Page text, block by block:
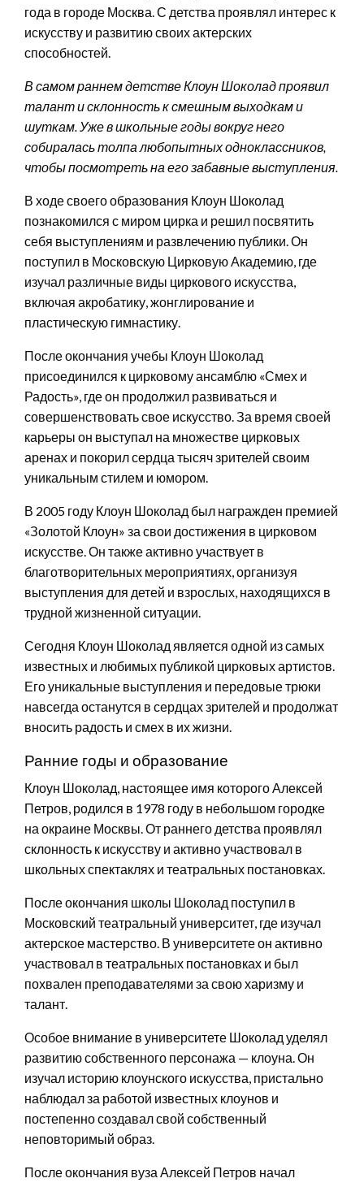
года в городе Москва. С детства проявлял интерес к
искусству и развитию своих актерских
способностей.
В самом раннем детстве Клоун Шоколад проявил
талант и склонность к смешным выходкам и
шуткам. Уже в школьные годы вокруг него
собиралась толпа любопытных одноклассников,
чтобы посмотреть на его забавные выступления.
В ходе своего образования Клоун Шоколад
познакомился с миром цирка и решил посвятить
себя выступлениям и развлечению публики. Он
поступил в Московскую Цирковую Академию, где
изучал различные виды циркового искусства,
включая акробатику, жонглирование и
пластическую гимнастику.
После окончания учебы Клоун Шоколад
присоединился к цирковому ансамблю «Смех и
Радость», где он продолжил развиваться и
совершенствовать свое искусство. За время своей
карьеры он выступал на множестве цирковых
аренах и покорил сердца тысяч зрителей своим
уникальным стилем и юмором.
В 2005 году Клоун Шоколад был награжден премией
«Золотой Клоун» за свои достижения в цирковом
искусстве. Он также активно участвует в
благотворительных мероприятиях, организуя
выступления для детей и взрослых, находящихся в
трудной жизненной ситуации.
Сегодня Клоун Шоколад является одной из самых
известных и любимых публикой цирковых артистов.
Его уникальные выступления и передовые трюки
навсегда останутся в сердцах зрителей и продолжат
вносить радость и смех в их жизни.
Ранние годы и образование
Клоун Шоколад, настоящее имя которого Алексей
Петров, родился в 1978 году в небольшом городке
на окраине Москвы. От раннего детства проявлял
склонность к искусству и активно участвовал в
школьных спектаклях и театральных постановках.
После окончания школы Шоколад поступил в
Московский театральный университет, где изучал
актерское мастерство. В университете он активно
участвовал в театральных постановках и был
похвален преподавателями за свою харизму и
талант.
Особое внимание в университете Шоколад уделял
развитию собственного персонажа — клоуна. Он
изучал историю клоунского искусства, пристально
наблюдал за работой известных клоунов и
постепенно создавал свой собственный
неповторимый образ.
После окончания вуза Алексей Петров начал